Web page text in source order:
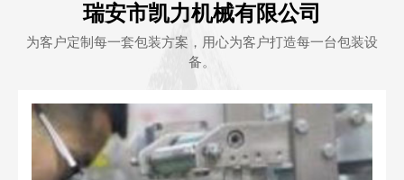
瑞安市凯力机械有限公司
为客户定制每一套包装方案，用心为客户打造每一台包装设
备。